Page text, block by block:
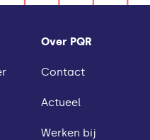
Over PQR
Contact
Actueel
Werken bij